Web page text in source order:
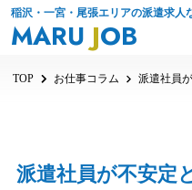
稲沢・一宮・尾張エリアの派遣求人
MARU JOB
TOP お仕事コラム 派遣社員
派遣社員が不安定